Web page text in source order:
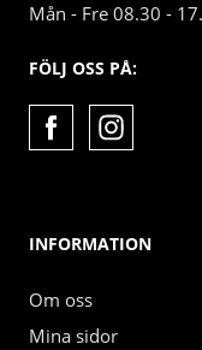
Mån - Fre 08.30 -
FÖLJ OSS PÅ:
INFORMATION
Om oss
Mina sidor